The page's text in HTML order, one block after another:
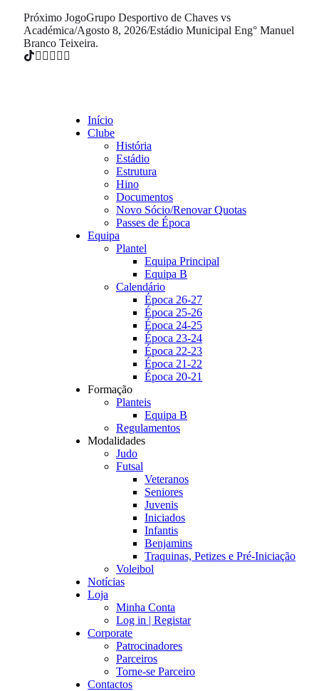
Próximo JogoGrupo Desportivo de Chaves vs
Académica/Agosto 8, 2026/Estádio Municipal Eng° Manuel
Branco Teixeira.
Início
Clube
História
Estádio
Estrutura
Hino
Documentos
Novo Sócio/Renovar Quotas
Passes de Época
Equipa
Plantel
Equipa Principal
Equipa B
Calendário
Época 26-27
Época 25-26
Época 24-25
Época 23-24
Época 22-23
Época 21-22
Época 20-21
Formação
Planteis
Equipa B
Regulamentos
Modalidades
Judo
Futsal
Veteranos
Seniores
Juvenis
Iniciados
Infantis
Benjamins
Traquinas, Petizes e Pré-Iniciação
Voleibol
Notícias
Loja
Minha Conta
Log in | Registar
Corporate
Patrocinadores
Parceiros
Torne-se Parceiro
Contactos